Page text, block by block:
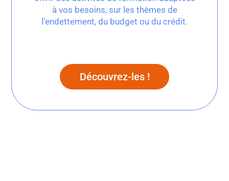
à vos besoins, sur les thèmes de
l’endettement, du budget ou du crédit.
Découvrez-les !